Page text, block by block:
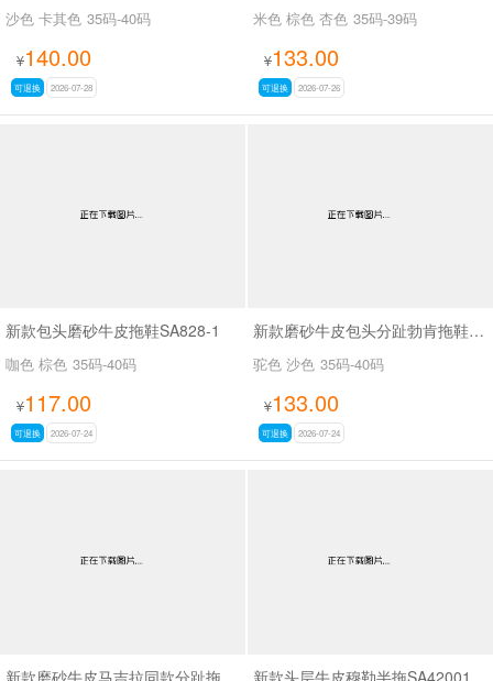
沙色 卡其色 35码-40码
¥140.00
可退换 2026-07-28
米色 棕色 杏色 35码-39码
¥133.00
可退换 2026-07-26
新款包头磨砂牛皮拖鞋SA828-1
咖色 棕色 35码-40码
¥117.00
可退换 2026-07-24
新款磨砂牛皮包头分趾勃肯拖鞋SA7130
驼色 沙色 35码-40码
¥133.00
可退换 2026-07-24
新款头层牛皮穆勒半拖SA42001